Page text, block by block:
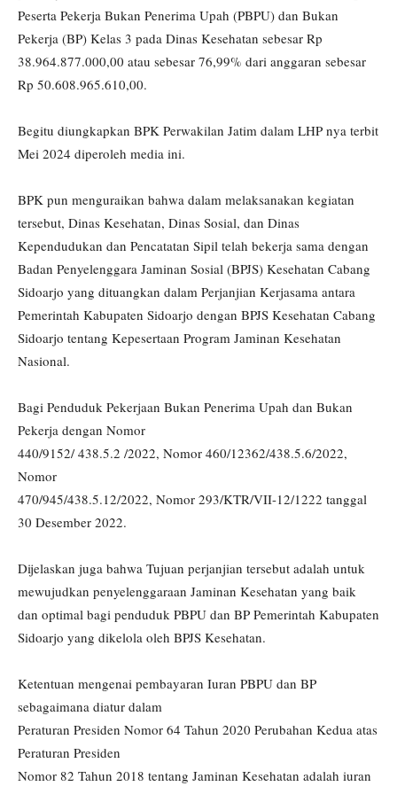
Peserta Pekerja Bukan Penerima Upah (PBPU) dan Bukan
Pekerja (BP) Kelas 3 pada Dinas Kesehatan sebesar Rp
38.964.877.000,00 atau sebesar 76,99% dari anggaran sebesar
Rp 50.608.965.610,00.
Begitu diungkapkan BPK Perwakilan Jatim dalam LHP nya terbit
Mei 2024 diperoleh media ini.
BPK pun menguraikan bahwa dalam melaksanakan kegiatan
tersebut, Dinas Kesehatan, Dinas Sosial, dan Dinas
Kependudukan dan Pencatatan Sipil telah bekerja sama dengan
Badan Penyelenggara Jaminan Sosial (BPJS) Kesehatan Cabang
Sidoarjo yang dituangkan dalam Perjanjian Kerjasama antara
Pemerintah Kabupaten Sidoarjo dengan BPJS Kesehatan Cabang
Sidoarjo tentang Kepesertaan Program Jaminan Kesehatan
Nasional.
Bagi Penduduk Pekerjaan Bukan Penerima Upah dan Bukan
Pekerja dengan Nomor
440/9152/ 438.5.2 /2022, Nomor 460/12362/438.5.6/2022,
Nomor
470/945/438.5.12/2022, Nomor 293/KTR/VII-12/1222 tanggal
30 Desember 2022.
Dijelaskan juga bahwa Tujuan perjanjian tersebut adalah untuk
mewujudkan penyelenggaraan Jaminan Kesehatan yang baik
dan optimal bagi penduduk PBPU dan BP Pemerintah Kabupaten
Sidoarjo yang dikelola oleh BPJS Kesehatan.
Ketentuan mengenai pembayaran Iuran PBPU dan BP
sebagaimana diatur dalam
Peraturan Presiden Nomor 64 Tahun 2020 Perubahan Kedua atas
Peraturan Presiden
Nomor 82 Tahun 2018 tentang Jaminan Kesehatan adalah iuran